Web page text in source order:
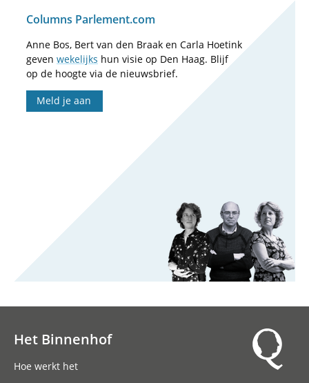
Columns Parlement.com
Anne Bos, Bert van den Braak en Carla Hoetink
geven wekelijks hun visie op Den Haag. Blijf
op de hoogte via de nieuwsbrief.
Meld je aan
Het Binnenhof
Hoe werkt het